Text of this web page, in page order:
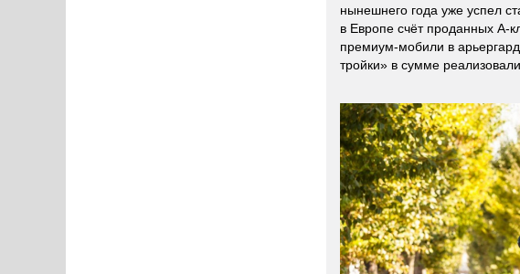
нынешнего года уже успел
в Европе счёт проданных А-
премиум-мобили в
тройки» в сумме